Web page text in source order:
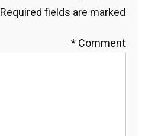
Required fields are marked
Comment
*